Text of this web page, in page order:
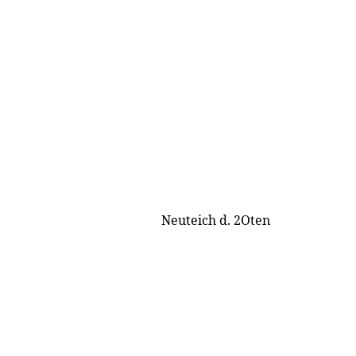
Neuteich d. 2Oten